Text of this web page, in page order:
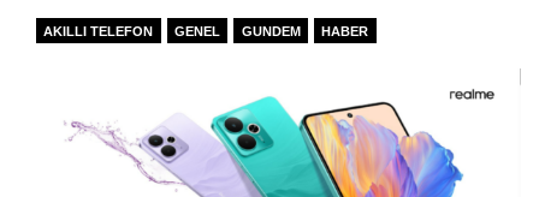
AKILLI TELEFON GENEL GUNDEM HABER